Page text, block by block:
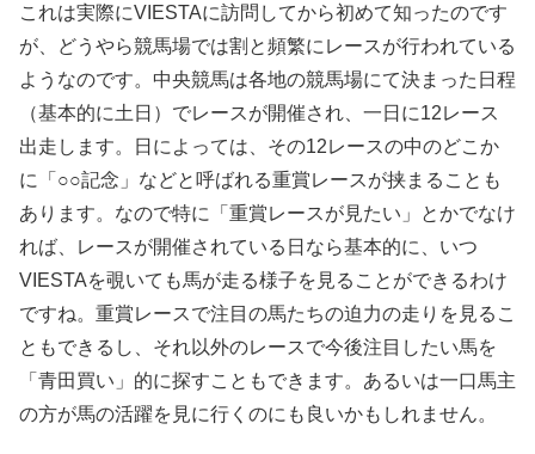
これは実際にVIESTAに訪問してから初めて知ったのです
が、どうやら競馬場では割と頻繁にレースが行われている
ようなのです。中央競馬は各地の競馬場にて決まった日程
（基本的に土日）でレースが開催され、一日に12レース
出走します。日によっては、その12レースの中のどこか
に「○○記念」などと呼ばれる重賞レースが挟まることも
あります。なので特に「重賞レースが見たい」とかでなけ
れば、レースが開催されている日なら基本的に、いつ
VIESTAを覗いても馬が走る様子を見ることができるわけ
ですね。重賞レースで注目の馬たちの迫力の走りを見るこ
ともできるし、それ以外のレースで今後注目したい馬を
「青田買い」的に探すこともできます。あるいは一口馬主
の方が馬の活躍を見に行くのにも良いかもしれません。